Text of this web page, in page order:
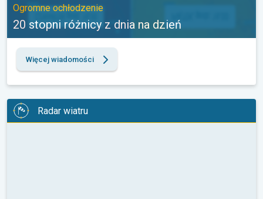
Ogromne ochłodzenie
20 stopni różnicy z dnia na dzień
Więcej wiadomości
Radar wiatru